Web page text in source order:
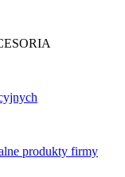
produkty firmy